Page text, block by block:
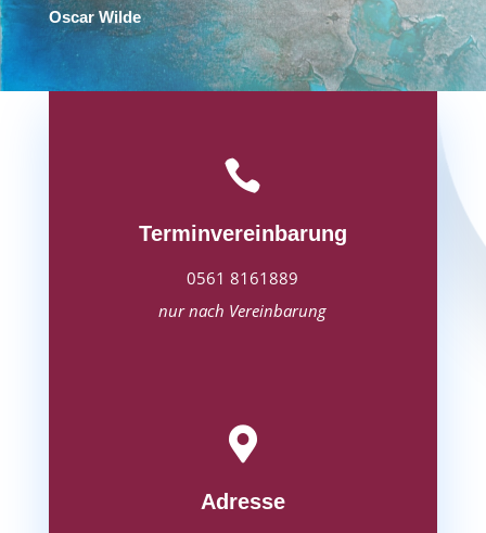
Oscar Wilde

Terminvereinbarung
0561 8161889
nur nach Vereinbarung

Adresse